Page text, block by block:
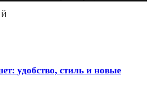
удобство, стиль и новые